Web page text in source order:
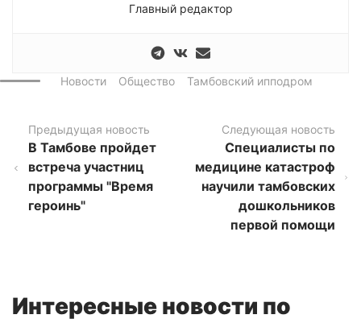
Главный редактор
Новости Общество Тамбовский ипподром
Предыдущая новость
В Тамбове пройдет
встреча участниц
программы "Время
героинь"
Следующая новость
Специалисты по
медицине катастроф
научили тамбовских
дошкольников
первой помощи
Интересные новости по